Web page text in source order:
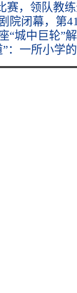
赛，领队教
院闭幕，第
“城中巨轮”
：一所小学